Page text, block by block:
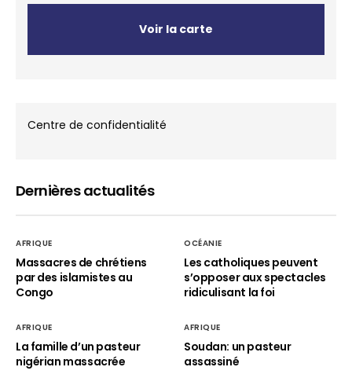
Voir la carte
Centre de confidentialité
Dernières actualités
AFRIQUE
Massacres de chrétiens
par des islamistes au
Congo
OCÉANIE
Les catholiques peuvent
s’opposer aux spectacles
ridiculisant la foi
AFRIQUE
La famille d’un pasteur
nigérian massacrée
AFRIQUE
Soudan: un pasteur
assassiné